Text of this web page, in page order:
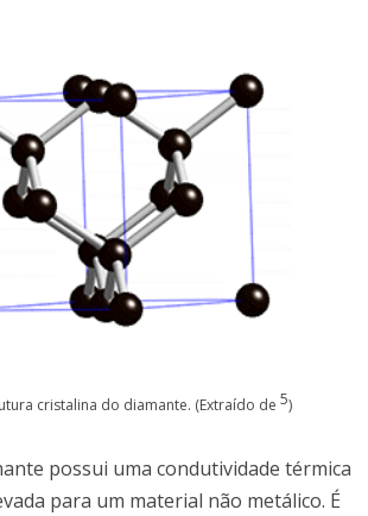
cristalina do diamante. (Extraído de 5)
possui uma condutividade térmica
para um material não metálico. É